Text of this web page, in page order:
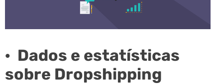
· Dados e estatísticas
sobre Dropshipping